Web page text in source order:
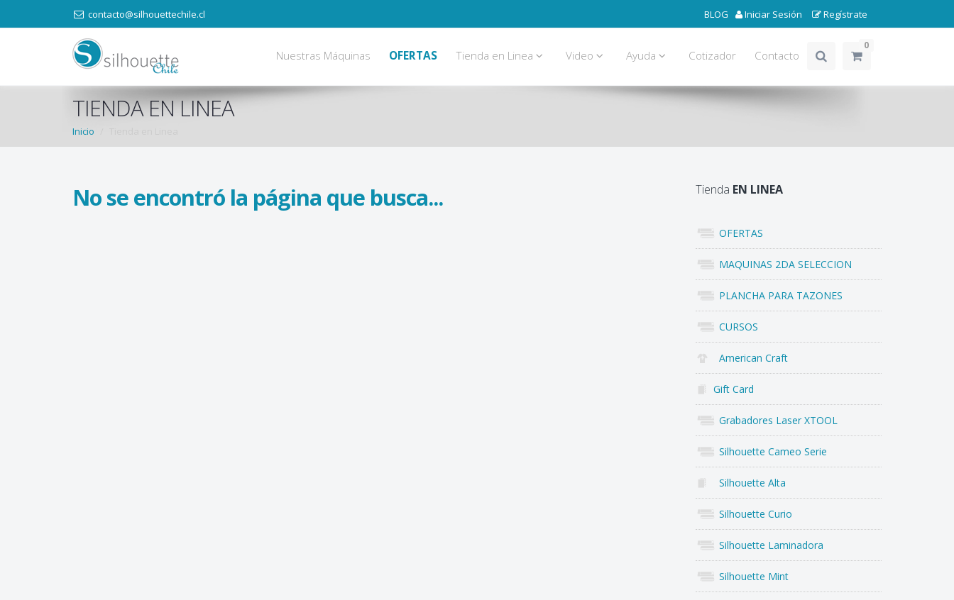
contacto@silhouettechile.cl Iniciar Sesión Regístrate
BLOG
Nuestras Máquinas OFERTAS Tienda en Linea Video Ayuda Cotizador Contacto
0
TIENDA EN LINEA
Inicio
No se encontró la página que busca... Tienda EN LINEA
OFERTAS
MAQUINAS 2DA SELECCION
PLANCHA PARA TAZONES
CURSOS
American Craft
Gift Card
Grabadores Laser XTOOL
Silhouette Cameo Serie
Silhouette Alta
Silhouette Curio
Silhouette Laminadora
Silhouette Mint